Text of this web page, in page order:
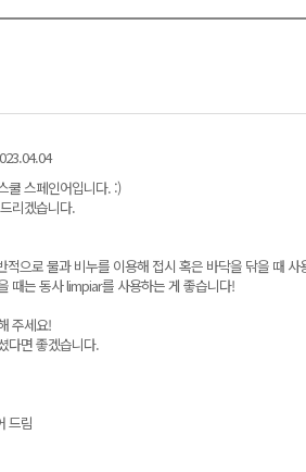
쿨 스페인어입니다. :)
리겠습니다.
으로 물과 비누를 이용해 접시 혹은 바닥을 닦을 때 사
때는 동사 limpiar를 사용하는 게 좋습니다!
주세요!
다면 좋겠습니다.
드림